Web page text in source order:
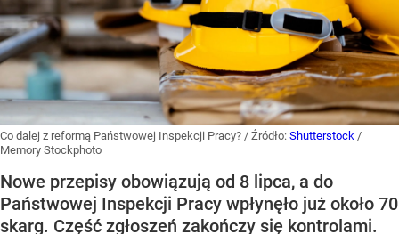
Co dalej z reformą Państwowej Inspekcji Pracy? / Źródło: Shutterstock /
Memory Stockphoto
Nowe przepisy obowiązują od 8 lipca, a do
Państwowej Inspekcji Pracy wpłynęło już około 70
skarg. Część zgłoszeń zakończy się kontrolami.